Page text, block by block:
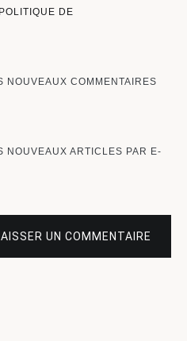
POLITIQUE DE
NOUVEAUX COMMENTAIRES
NOUVEAUX ARTICLES PAR E-
UN COMMENTAIRE